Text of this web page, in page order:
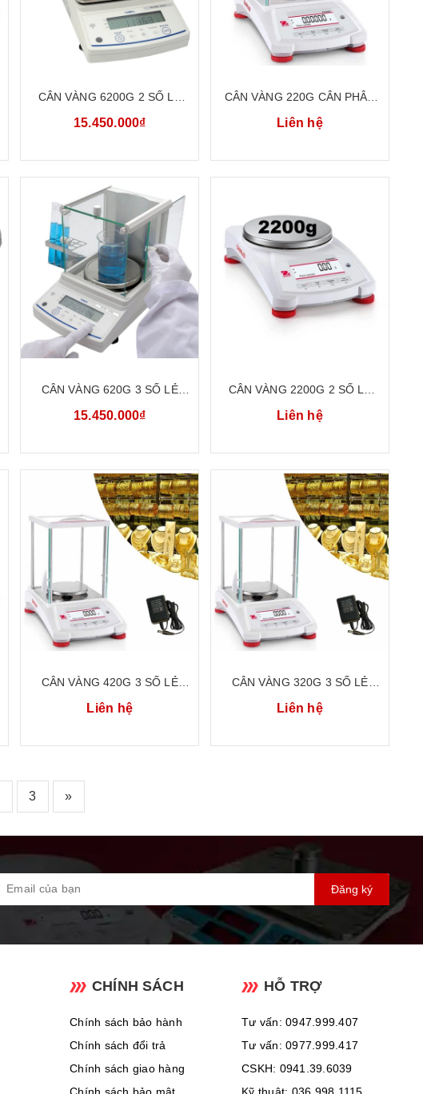
CÂN VÀNG 6200G 2 SỐ LẺ
15.450.000₫
CÂN VÀNG 220G CÂN PHÂN
TÍCH PHÒNG THÍ NGHIỆM
OHAUS PX225D
Liên hệ
CÂN VÀNG 620G 3 SỐ LẺ
15.450.000₫
CÂN VÀNG 2200G 2 SỐ LẺ
CÂN ĐIỆN TỬ TIỂU LY CÂN
KỸ THUẬT OHAUS PX2202E
Liên hệ
CÂN VÀNG 420G 3 SỐ LẺ
CÂN PHÂN TÍCH PHÒNG THÍ
NGHIỆM OHAUS PX423E
Liên hệ
CÂN VÀNG 320G 3 SỐ LẺ
CÂN PHÂN TÍCH PHÒNG THÍ
NGHIỆM OHAUS PX323E
Liên hệ
3 »
Đăng ký
CHÍNH SÁCH
Chính sách bảo hành
Chính sách đổi trả
Chính sách giao hàng
Chính sách bảo mật
HỖ TRỢ
Tư vấn: 0947.999.407
Tư vấn: 0977.999.417
CSKH: 0941.39.6039
Kỹ thuật: 036.998.1115